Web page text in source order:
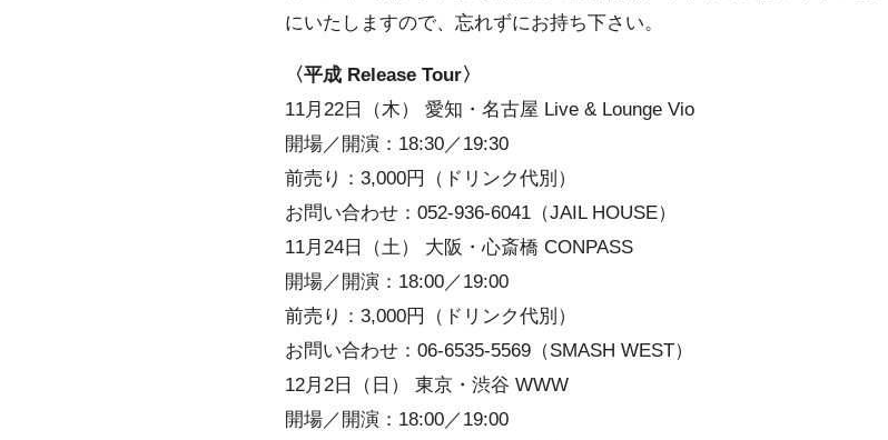
にいたしますので、忘れずにお持ち下さい。
〈平成 Release Tour〉
11月22日（木） 愛知・名古屋 Live & Lounge Vio
開場／開演：18:30／19:30
前売り：3,000円（ドリンク代別）
お問い合わせ：052-936-6041（JAIL HOUSE）
11月24日（土） 大阪・心斎橋 CONPASS
開場／開演：18:00／19:00
前売り：3,000円（ドリンク代別）
お問い合わせ：06-6535-5569（SMASH WEST）
12月2日（日） 東京・渋谷 WWW
開場／開演：18:00／19:00